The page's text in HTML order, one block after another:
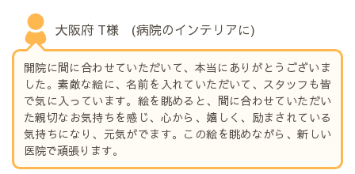
大阪府 T様 (病院のインテリアに)
開院に間に合わせていただいて、本当にありがとうございま
した。素敵な絵に、名前を入れていただいて、スタッフも皆
で気に入っています。絵を眺めると、間に合わせていただい
た親切なお気持ちを感じ、心から、嬉しく、励まされている
気持ちになり、元気がでます。この絵を眺めながら、新しい
医院で頑張ります。